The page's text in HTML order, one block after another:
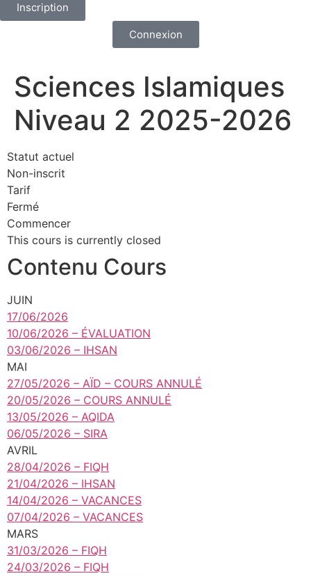
Inscription
Connexion
Sciences Islamiques
Niveau 2 2025-2026
Statut actuel
Non-inscrit
Tarif
Fermé
Commencer
This cours is currently closed
Contenu Cours
JUIN
17/06/2026
10/06/2026 – ÉVALUATION
03/06/2026 – IHSAN
MAI
27/05/2026 – AÏD – COURS ANNULÉ
20/05/2026 – COURS ANNULÉ
13/05/2026 – AQIDA
06/05/2026 – SIRA
AVRIL
28/04/2026 – FIQH
21/04/2026 – IHSAN
14/04/2026 – VACANCES
07/04/2026 – VACANCES
MARS
31/03/2026 – FIQH
24/03/2026 – FIQH